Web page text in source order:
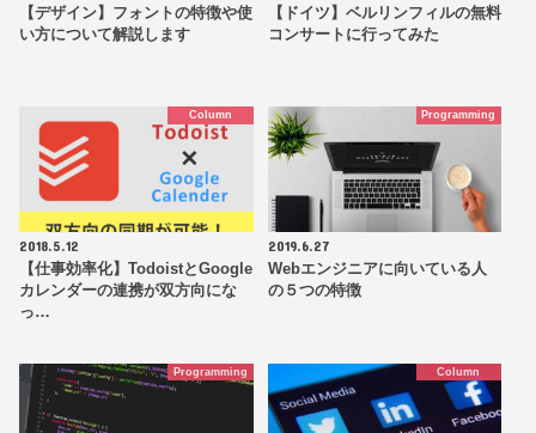
【デザイン】フォントの特徴や使
い方について解説します
【ドイツ】ベルリンフィルの無料
コンサートに行ってみた
Column
2018.5.12
【仕事効率化】TodoistとGoogle
カレンダーの連携が双方向にな
っ…
Programming
2019.6.27
Webエンジニアに向いている人
の５つの特徴
Programming Column